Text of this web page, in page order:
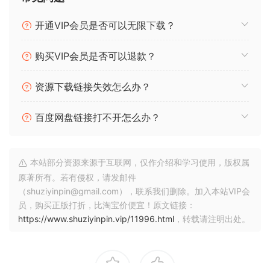
❖ 撤消和重做现在可以正确与单选按钮和由 inc/dec 控
制的字母数字值（例如 Tempo）一起使用。
❖ 以前，在设置对话框中更改 Mod Knob CC 分配后，
Mod Knobs 可能无法与 Keystaqe via MIDI 2.0 CI 正确
配合使用。现在已修复此问题。
此问题。
❖ 以前，如果性能在当前设置列表中的多个插槽中，则
通过 MIDI 2.0 CI 从 Keystaqe 递增性能可能无法正常工
作。现在已修复此问题。
开通VIP会员是否可以无限下载？
购买VIP会员是否可以退款？
资源下载链接失效怎么办？
百度网盘链接打不开怎么办？
本站部分资源来源于互联网，仅作介绍和学习使用，版权属
原著所有。若有侵权，请发邮件
（shuziyinpin@gmail.com），联系我们删除。加入本站VIP会
员，购买正版打折，比淘宝价便宜！原文链接：
https://www.shuziyinpin.vip/11996.html ，转载请注明出处。